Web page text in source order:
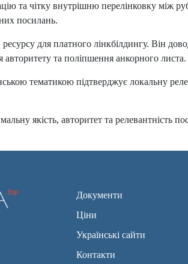
та чітку внутрішню перелінковку між
посилань.
для платного лінкбілдингу. Він
та поліпшення анкорного листа.
тематикою підтверджує локальну
якість, авторитет та релевантність
Документи
Ціни
Українські сайти
Контакти